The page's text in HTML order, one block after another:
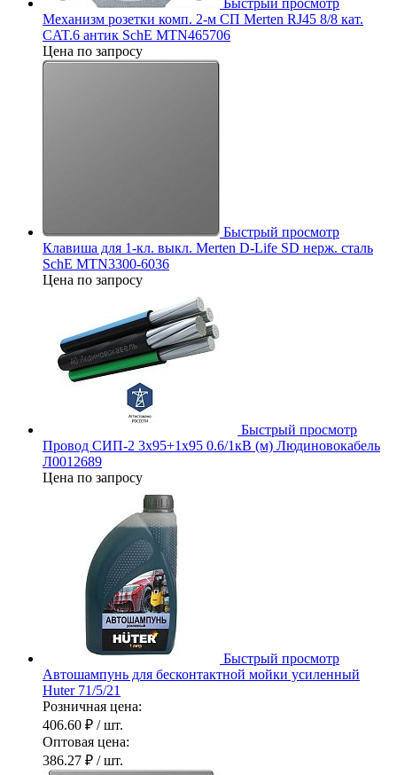
Механизм розетки комп. 2-м СП Merten RJ45 8/8 кат.
CAT.6 антик SchE MTN465706
Цена по запросу
Быстрый просмотр
Клавиша для 1-кл. выкл. Merten D-Life SD нерж. сталь
SchE MTN3300-6036
Цена по запросу
Быстрый просмотр
Провод СИП-2 3х95+1х95 0.6/1кВ (м) Людиновокабель
Л0012689
Цена по запросу
Быстрый просмотр
Автошампунь для бесконтактной мойки усиленный
Huter 71/5/21
Розничная цена:
406.60 ₽ / шт.
Оптовая цена:
386.27 ₽ / шт.